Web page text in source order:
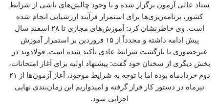
ستاد عالی آزمون برگزار شده و با وجود چالش‌های ناشی از شرایط
کشور، برنامه‌ریزی‌ها برای استمرار فرآیند ارزشیابی انجام شده
است. وی خاطرنشان کرد: آموزش‌های مجازی تا ۲۸ اسفند سال
پیش ادامه داشته و مجدداً از ۱۵ فروردین بر استمرار آموزش
غیرحضوری تا بازگشت شرایط عادی تأکید شده است. فولادوند در
بخش دیگری از سخنان خود گفت: پیشنهاد اولیه برای آغاز امتحانات،
دوم خردادماه بوده اما با توجه به شرایط موجود، آغاز آزمون‌ها از ۲۱
تیرماه در دستور کار قرار گرفته و امیدواریم این زمان‌بندی نهایی
اجرایی شود.